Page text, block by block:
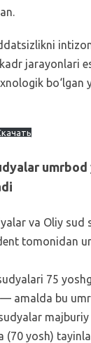
jarayonlari
bo‘lgan
umrbod
va Oliy sud
tomonidan
75
amalda bu
(70 yosh)